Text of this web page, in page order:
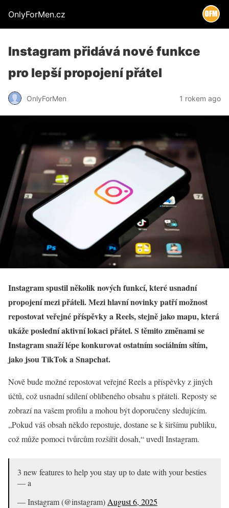
OnlyForMen.cz
Instagram přidává nové funkce
pro lepší propojení přátel
OnlyForMen 1 rokem ago
Instagram spustil několik nových funkcí, které usnadní
propojení mezi přáteli. Mezi hlavní novinky patří možnost
repostovat veřejné příspěvky a Reels, stejně jako mapu, která
ukáže poslední aktivní lokaci přátel. S těmito změnami se
Instagram snaží lépe konkurovat ostatním sociálním sítím,
jako jsou TikTok a Snapchat.
Nově bude možné repostovat veřejné Reels a příspěvky z jiných
účtů, což usnadní sdílení oblíbeného obsahu s přáteli. Reposty se
zobrazí na vašem profilu a mohou být doporučeny sledujícím.
„Pokud váš obsah někdo repostuje, dostane se k širšímu publiku,
což může pomoci tvůrcům rozšířit dosah,“ uvedl Instagram.
3 new features to help you stay up to date with your besties
— a
— Instagram (@instagram) August 6, 2025